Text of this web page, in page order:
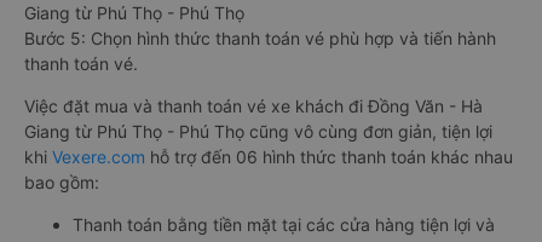
Giang từ Phú Thọ - Phú Thọ
Bước 5: Chọn hình thức thanh toán vé phù hợp và tiến hành
thanh toán vé.
Việc đặt mua và thanh toán vé xe khách đi Đồng Văn - Hà
Giang từ Phú Thọ - Phú Thọ cũng vô cùng đơn giản, tiện lợi
khi Vexere.com hỗ trợ đến 06 hình thức thanh toán khác nhau
bao gồm:
Thanh toán bằng tiền mặt tại các cửa hàng tiện lợi và